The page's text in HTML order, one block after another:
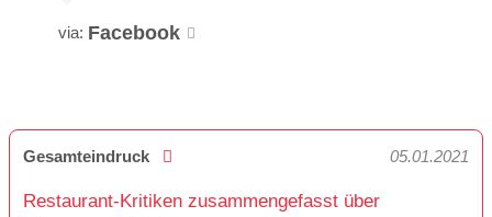
via: Facebook
Gesamteindruck 05.01.2021
Restaurant-Kritiken zusammengefasst über